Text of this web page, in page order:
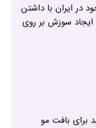
در ایران با داشتن
سوزش بر روی
برای بافت مو